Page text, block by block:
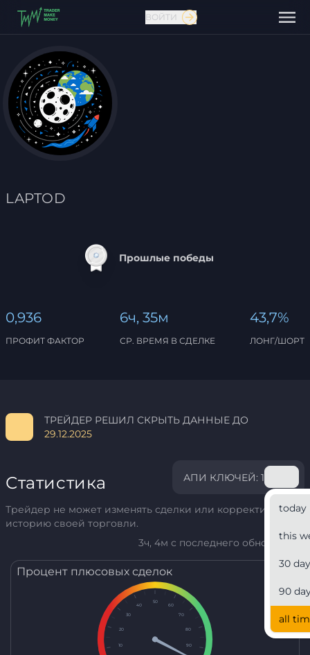
Связаться с нами
ВОЙТИ
LAPTOD
Прошлые победы
0,936
ПРОФИТ ФАКТОР
6ч, 35м
СР. ВРЕМЯ В СДЕЛКЕ
43,7%
ЛОНГ/ШОРТ
ТРЕЙДЕР РЕШИЛ СКРЫТЬ ДАННЫЕ ДО
29.12.2025
Статистика АПИ КЛЮЧЕЙ: 1
today
this
30
90
all
Трейдер не может изменять сделки или корректировать
историю своей торговли.
3ч, 4м с последнего обновления
Процент плюсовых сделок
10
20
30
40
50
60
70
80
90